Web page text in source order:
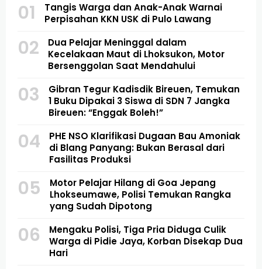
01
Tangis Warga dan Anak-Anak Warnai
Perpisahan KKN USK di Pulo Lawang
02
Dua Pelajar Meninggal dalam
Kecelakaan Maut di Lhoksukon, Motor
Bersenggolan Saat Mendahului
03
Gibran Tegur Kadisdik Bireuen, Temukan
1 Buku Dipakai 3 Siswa di SDN 7 Jangka
Bireuen: “Enggak Boleh!”
04
PHE NSO Klarifikasi Dugaan Bau Amoniak
di Blang Panyang: Bukan Berasal dari
Fasilitas Produksi
05
Motor Pelajar Hilang di Goa Jepang
Lhokseumawe, Polisi Temukan Rangka
yang Sudah Dipotong
06
Mengaku Polisi, Tiga Pria Diduga Culik
Warga di Pidie Jaya, Korban Disekap Dua
Hari